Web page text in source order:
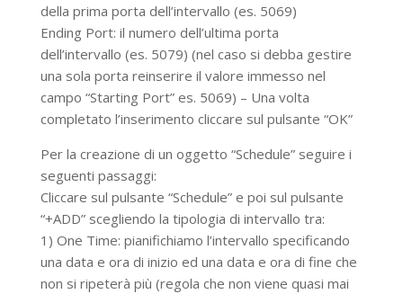
della prima porta dell’intervallo (es. 5069)
Ending Port: il numero dell’ultima porta
dell’intervallo (es. 5079) (nel caso si debba gestire
una sola porta reinserire il valore immesso nel
campo “Starting Port” es. 5069) – Una volta
completato l’inserimento cliccare sul pulsante “OK”
Per la creazione di un oggetto “Schedule” seguire i
seguenti passaggi:
Cliccare sul pulsante “Schedule” e poi sul pulsante
“+ADD” scegliendo la tipologia di intervallo tra:
1) One Time: pianifichiamo l’intervallo specificando
una data e ora di inizio ed una data e ora di fine che
non si ripeterà più (regola che non viene quasi mai